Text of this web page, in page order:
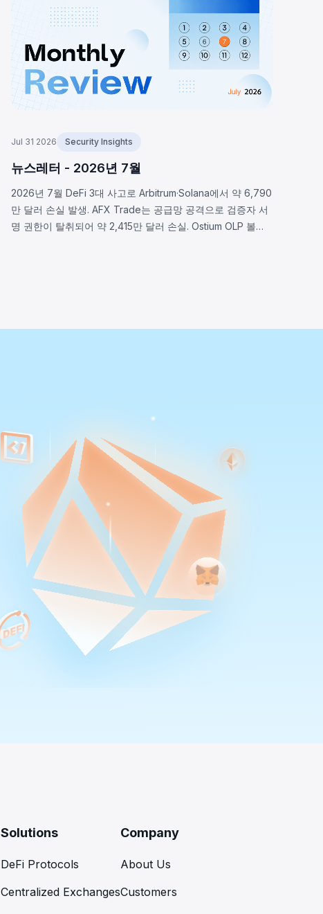
Jul 31 2026 Security Insights
뉴스레터 - 2026년 7월
2026년 7월 DeFi 3대 사고로 Arbitrum·Solana에서 약 6,790
만 달러 손실 발생. AFX Trade는 공급망 공격으로 검증자 서
명 권한이 탈취되어 약 2,415만 달러 손실. Ostium OLP 볼트
Solutions
DeFi Protocols
Centralized Exchanges
Company
About Us
Customers